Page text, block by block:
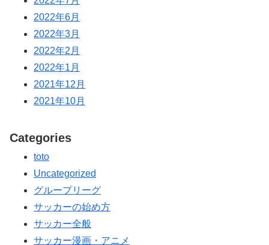
2022年6月
2022年3月
2022年2月
2022年1月
2021年12月
2021年10月
Categories
toto
Uncategorized
グループリーグ
サッカーの始め方
サッカー全般
サッカー漫画・アニメ